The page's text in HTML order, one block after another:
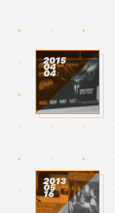
2015
04
04
2013
05
16